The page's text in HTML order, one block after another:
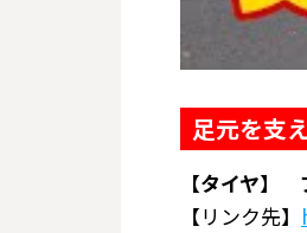
足元を支
【タイヤ
【リンク先】